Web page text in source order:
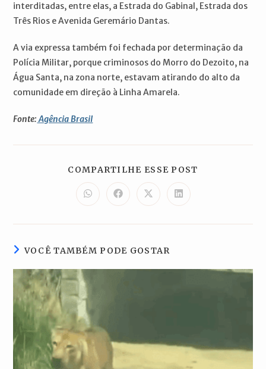
interditadas, entre elas, a Estrada do Gabinal, Estrada dos
Três Rios e Avenida Geremário Dantas.
A via expressa também foi fechada por determinação da
Polícia Militar, porque criminosos do Morro do Dezoito, na
Água Santa, na zona norte, estavam atirando do alto da
comunidade em direção à Linha Amarela.
Fonte:Agência Brasil
COMPARTILHE ESSE POST
Abre
em
nova
Abre
em
nova
Abre
em
nova
Abre
em
nova
VOCÊ TAMBÉM PODE GOSTAR